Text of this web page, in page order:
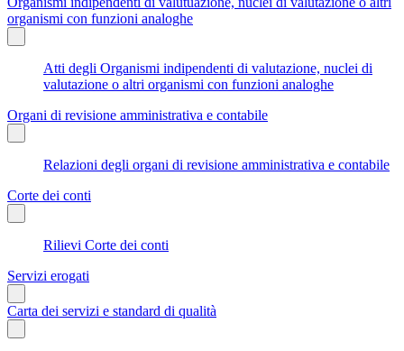
organismi con funzioni analoghe
Atti degli Organismi indipendenti di valutazione, nuclei di
valutazione o altri organismi con funzioni analoghe
Organi di revisione amministrativa e contabile
Relazioni degli organi di revisione amministrativa e contabile
Corte dei conti
Rilievi Corte dei conti
Servizi erogati
Carta dei servizi e standard di qualità